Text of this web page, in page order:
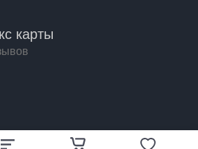
карты